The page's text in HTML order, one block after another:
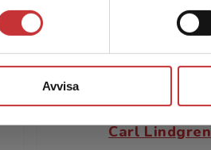
Avvisa
Carl Lindgren